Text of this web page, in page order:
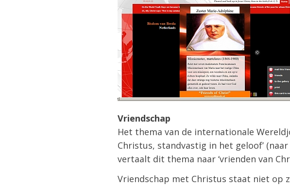
Vriendschap
Het thema van de internationale
Christus, standvastig in het geloof’ (naar
vertaalt dit thema naar ‘vrienden van
Vriendschap met Christus staat niet op